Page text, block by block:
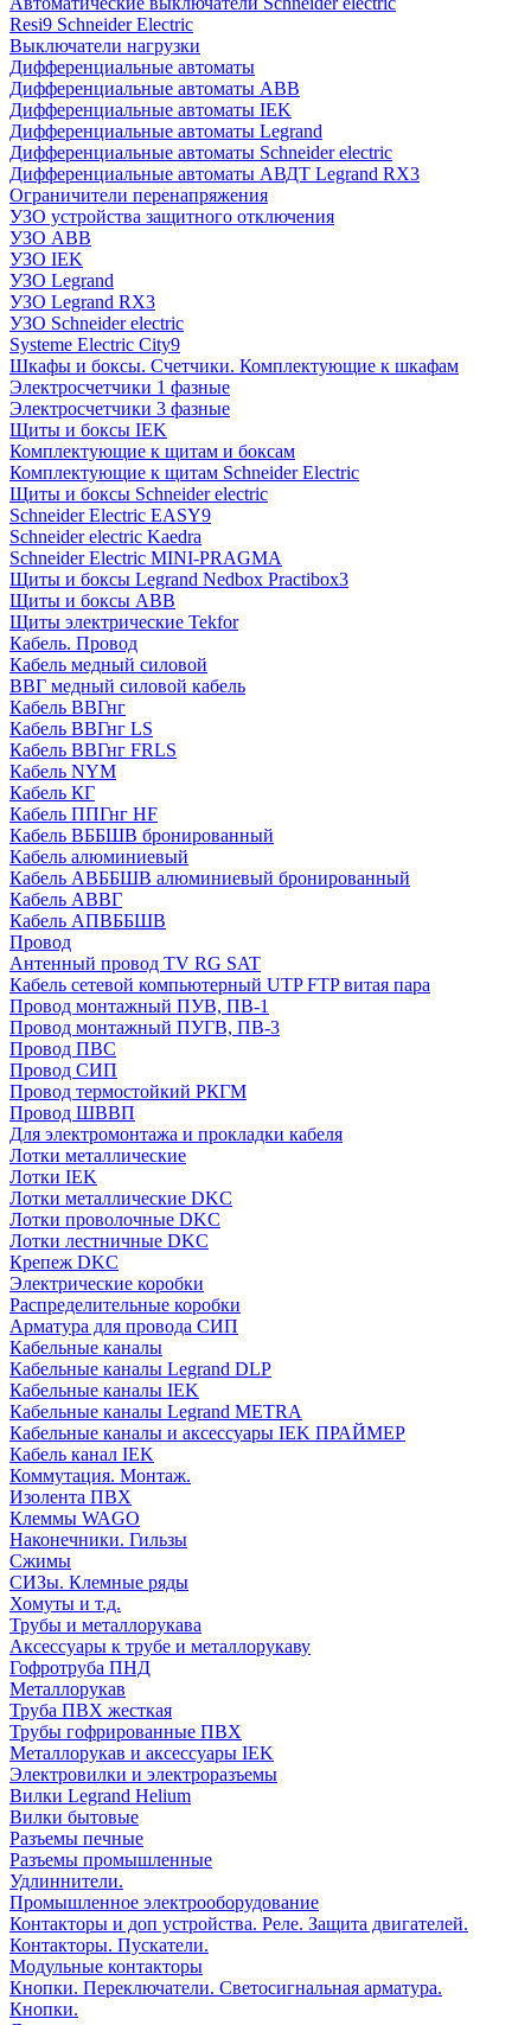
Resi9 Schneider Electric
Выключатели нагрузки
Дифференциальные автоматы
Дифференциальные автоматы ABB
Дифференциальные автоматы IEK
Дифференциальные автоматы Legrand
Дифференциальные автоматы Schneider electric
Дифференциальные автоматы АВДТ Legrand RX3
Ограничители перенапряжения
УЗО устройства защитного отключения
УЗО ABB
УЗО IEK
УЗО Legrand
УЗО Legrand RX3
УЗО Schneider electric
Systeme Electric City9
Шкафы и боксы. Счетчики. Комплектующие к шкафам
Электросчетчики 1 фазные
Электросчетчики 3 фазные
Щиты и боксы IEK
Комплектующие к щитам и боксам
Комплектующие к щитам Schneider Electric
Щиты и боксы Schneider electric
Schneider Electric EASY9
Schneider electric Kaedra
Schneider Electric MINI-PRAGMA
Щиты и боксы Legrand Nedbox Practibox3
Щиты и боксы ABB
Щиты электрические Tekfor
Кабель. Провод
Кабель медный силовой
ВВГ медный силовой кабель
Кабель ВВГнг
Кабель ВВГнг LS
Кабель ВВГнг FRLS
Кабель NYM
Кабель КГ
Кабель ППГнг HF
Кабель ВББШВ бронированный
Кабель алюминиевый
Кабель АВББШВ алюминиевый бронированный
Кабель АВВГ
Кабель АПВББШВ
Провод
Антенный провод TV RG SAT
Кабель сетевой компьютерный UTP FTP витая пара
Провод монтажный ПУВ, ПВ-1
Провод монтажный ПУГВ, ПВ-3
Провод ПВС
Провод СИП
Провод термостойкий РКГМ
Провод ШВВП
Для электромонтажа и прокладки кабеля
Лотки металлические
Лотки IEK
Лотки металлические DKC
Лотки проволочные DKC
Лотки лестничные DKC
Крепеж DKC
Электрические коробки
Распределительные коробки
Арматура для провода СИП
Кабельные каналы
Кабельные каналы Legrand DLP
Кабельные каналы IEK
Кабельные каналы Legrand METRA
Кабельные каналы и аксессуары IEK ПРАЙМЕР
Кабель канал IEK
Коммутация. Монтаж.
Изолента ПВХ
Клеммы WAGO
Наконечники. Гильзы
Сжимы
СИЗы. Клемные ряды
Хомуты и т.д.
Трубы и металлорукава
Аксессуары к трубе и металлорукаву
Гофротруба ПНД
Металлорукав
Труба ПВХ жесткая
Трубы гофрированные ПВХ
Металлорукав и аксессуары IEK
Электровилки и электроразъемы
Вилки Legrand Helium
Вилки бытовые
Разъемы печные
Разъемы промышленные
Удлиннители.
Промышленное электрооборудование
Контакторы и доп устройства. Реле. Защита двигателей.
Контакторы. Пускатели.
Модульные контакторы
Кнопки. Переключатели. Светосигнальная арматура.
Кнопки.